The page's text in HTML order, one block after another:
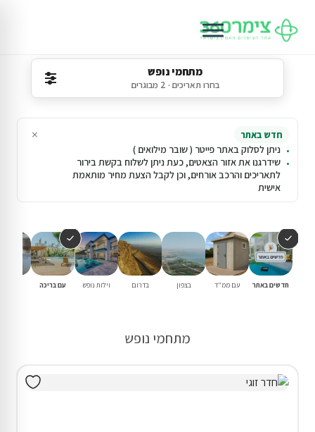
מתחמי נופש
בחרו תאריכים · 2 מבוגרים
חדש באתר
ניתן לסלוק באתר פייטר ( שובר מילואים )
שידרגנו את אזור הצאטים, כעת ניתן לשלוח בקשת בירור
לתאריכים והרכב אורחים, וכן לקבל הצעת מחיר מותאמת
אישית
×
חדשים באתר עם ממ"ד בצפון בדרום וילות נופש עם בריכה
מתחמי נופש